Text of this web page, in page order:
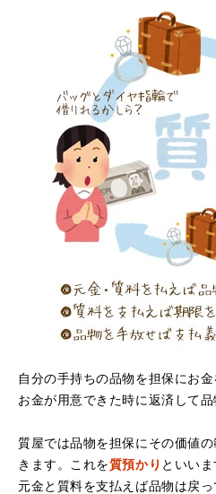
（大阪府寝屋川市）質屋さんは
店買い取りより高く思っていた
説明もわかりやすく、優しい話
たです。
（大阪府堺市）電話対応の時か
してもとても優しく、来て良か
でお世話になろうと思いました
た。
自分の手持ちの品物を担保にお金
お金が用意できた時に返済して品
質屋では品物を担保にその価値
きます。これを質預かり といいま
元金と質料を支払えば品物は戻